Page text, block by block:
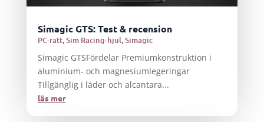
Simagic GTS: Test & recension
PC-ratt,Sim Racing-hjul,Simagic
Simagic GTSFördelar Premiumkonstruktion i
aluminium- och magnesiumlegeringar
Tillgänglig i läder och alcantara...
läs mer